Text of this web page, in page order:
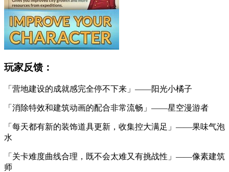
玩家反馈：
「营地建设的成就感完全停不下来」——阳光小橘子
「消除特效和建筑动画的配合非常流畅」——星空漫游者
「每天都有新的装饰道具更新，收集控大满足」——果味气泡
水
「关卡难度曲线合理，既不会太难又有挑战性」——像素建筑
师